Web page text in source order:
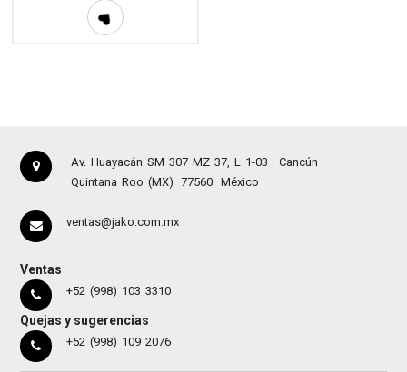
Av. Huayacán SM 307 MZ 37, L 1-03
Cancún
Quintana Roo (MX)
77560 México
ventas@jako.com.mx
Ventas
+52 (998) 103 3310
Quejas y sugerencias
+52 (998) 109 2076